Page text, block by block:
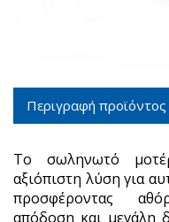
Περιγραφή προϊόντος
Το σωληνωτό
αξιόπιστη λύση για
προσφέροντας
απόδοση και μεγάλη